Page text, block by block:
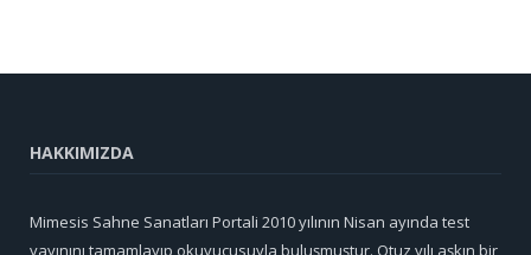
HAKKIMIZDA
Mimesis Sahne Sanatları Portali 2010 yılının Nisan ayında test
yayınını tamamlayıp okuyucusuyla buluşmuştur. Otuz yılı aşkın bir